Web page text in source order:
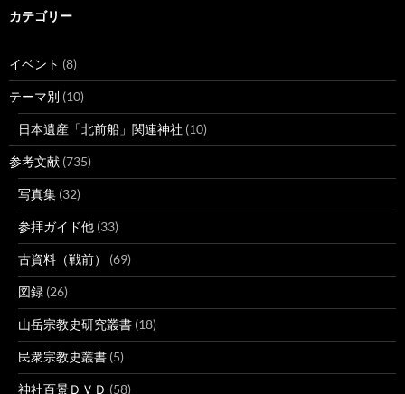
カテゴリー
イベント (8)
テーマ別 (10)
日本遺産「北前船」関連神社 (10)
参考文献 (735)
写真集 (32)
参拝ガイド他 (33)
古資料（戦前） (69)
図録 (26)
山岳宗教史研究叢書 (18)
民衆宗教史叢書 (5)
神社百景ＤＶＤ (58)